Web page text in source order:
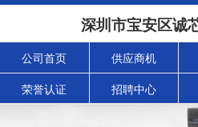
深圳市宝安区诚
公司首页 供应商机
荣誉认证 招聘中心